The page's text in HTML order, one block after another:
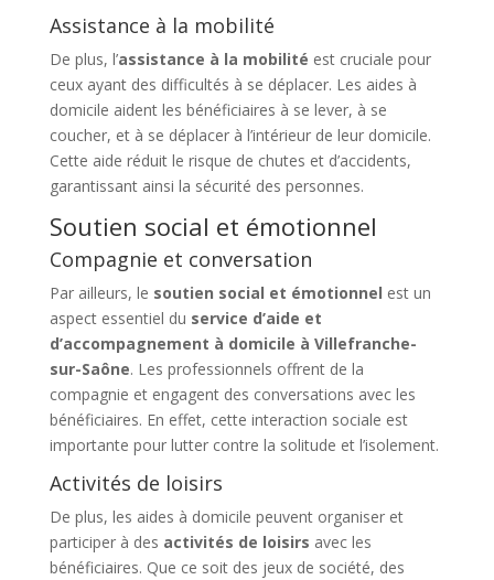
Assistance à la mobilité
De plus, l’assistance à la mobilité est cruciale pour
ceux ayant des difficultés à se déplacer. Les aides à
domicile aident les bénéficiaires à se lever, à se
coucher, et à se déplacer à l’intérieur de leur domicile.
Cette aide réduit le risque de chutes et d’accidents,
garantissant ainsi la sécurité des personnes.
Soutien social et émotionnel
Compagnie et conversation
Par ailleurs, le soutien social et émotionnel est un
aspect essentiel du service d’aide et
d’accompagnement à domicile à Villefranche-
sur-Saône. Les professionnels offrent de la
compagnie et engagent des conversations avec les
bénéficiaires. En effet, cette interaction sociale est
importante pour lutter contre la solitude et l’isolement.
Activités de loisirs
De plus, les aides à domicile peuvent organiser et
participer à des activités de loisirs avec les
bénéficiaires. Que ce soit des jeux de société, des